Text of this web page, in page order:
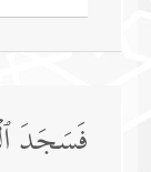
فَسَجَدَ